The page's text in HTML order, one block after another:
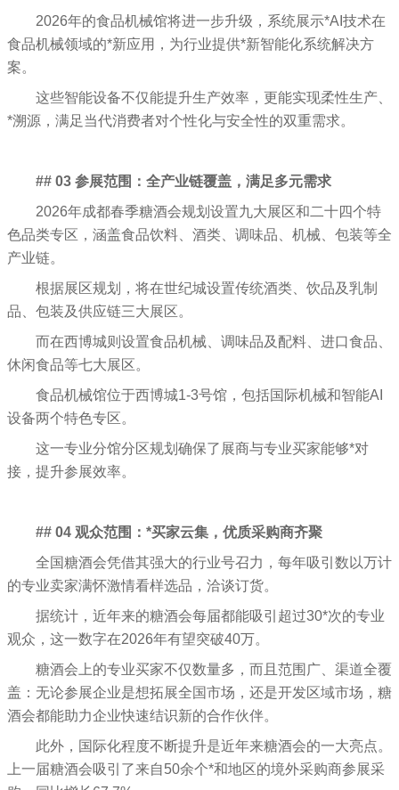
2026年的食品机械馆将进一步升级，系统展示*AI技术在
食品机械领域的*新应用，为行业提供*新智能化系统解决方
案。
这些智能设备不仅能提升生产效率，更能实现柔性生产、
*溯源，满足当代消费者对个性化与安全性的双重需求。
## 03 参展范围：全产业链覆盖，满足多元需求
2026年成都春季糖酒会规划设置九大展区和二十四个特
色品类专区，涵盖食品饮料、酒类、调味品、机械、包装等全
产业链。
根据展区规划，将在世纪城设置传统酒类、饮品及乳制
品、包装及供应链三大展区。
而在西博城则设置食品机械、调味品及配料、进口食品、
休闲食品等七大展区。
食品机械馆位于西博城1-3号馆，包括国际机械和智能AI
设备两个特色专区。
这一专业分馆分区规划确保了展商与专业买家能够*对
接，提升参展效率。
## 04 观众范围：*买家云集，优质采购商齐聚
全国糖酒会凭借其强大的行业号召力，每年吸引数以万计
的专业卖家满怀激情看样选品，洽谈订货。
据统计，近年来的糖酒会每届都能吸引超过30*次的专业
观众，这一数字在2026年有望突破40万。
糖酒会上的专业买家不仅数量多，而且范围广、渠道全覆
盖：无论参展企业是想拓展全国市场，还是开发区域市场，糖
酒会都能助力企业快速结识新的合作伙伴。
此外，国际化程度不断提升是近年来糖酒会的一大亮点。
上一届糖酒会吸引了来自50余个*和地区的境外采购商参展采